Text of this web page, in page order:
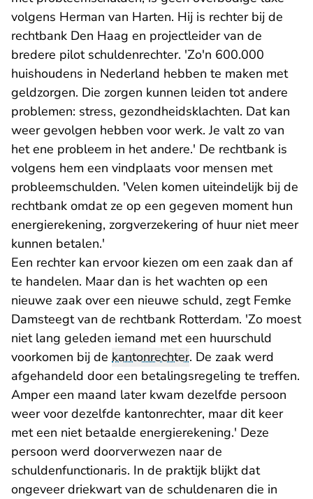
volgens Herman van Harten. Hij is rechter bij de
rechtbank Den Haag en projectleider van de
bredere pilot schuldenrechter. 'Zo'n 600.000
huishoudens in Nederland hebben te maken met
geldzorgen. Die zorgen kunnen leiden tot andere
problemen: stress, gezondheidsklachten. Dat kan
weer gevolgen hebben voor werk. Je valt zo van
het ene probleem in het andere.' De rechtbank is
volgens hem een vindplaats voor mensen met
probleemschulden. 'Velen komen uiteindelijk bij de
rechtbank omdat ze op een gegeven moment hun
energierekening, zorgverzekering of huur niet meer
kunnen betalen.'
Een rechter kan ervoor kiezen om een zaak dan af
te handelen. Maar dan is het wachten op een
nieuwe zaak over een nieuwe schuld, zegt Femke
Damsteegt van de rechtbank Rotterdam. 'Zo moest
niet lang geleden iemand met een huurschuld
voorkomen bij de kantonrechter. De zaak werd
afgehandeld door een betalingsregeling te treffen.
Amper een maand later kwam dezelfde persoon
weer voor dezelfde kantonrechter, maar dit keer
met een niet betaalde energierekening.' Deze
persoon werd doorverwezen naar de
schuldenfunctionaris. In de praktijk blijkt dat
ongeveer driekwart van de schuldenaren die in